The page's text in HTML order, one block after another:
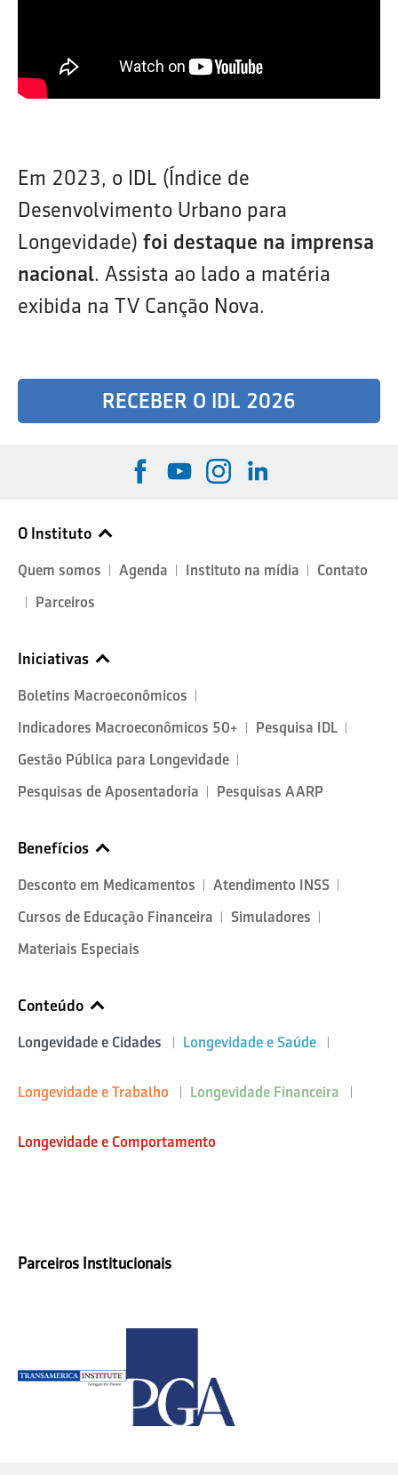
Em 2023, o IDL (Índice de
Desenvolvimento Urbano para
Longevidade) foi destaque na imprensa
nacional. Assista ao lado a matéria
exibida na TV Canção Nova.
RECEBER O IDL 2026
O Instituto
Quem somos Agenda Instituto na mídia
Contato
Parceiros
Iniciativas
Boletins Macroeconômicos
Indicadores Macroeconômicos 50+
Pesquisa IDL
Gestão Pública para Longevidade
Pesquisas de Aposentadoria
Pesquisas AARP
Benefícios
Desconto em Medicamentos
Atendimento INSS
Cursos de Educação Financeira
Simuladores
Materiais Especiais
Conteúdo
Longevidade e Cidades Longevidade e Saúde
Longevidade e Trabalho Longevidade Financeira
Longevidade e Comportamento
Parceiros Institucionais